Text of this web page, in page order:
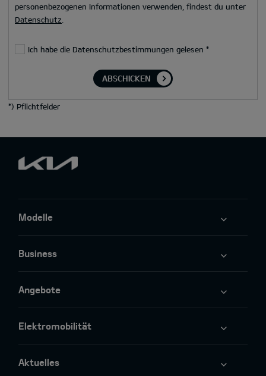
personenbezogenen Informationen verwenden, findest du unter
Datenschutz
Ich habe die Datenschutzbestimmungen gelesen *
ABSCHICKEN
*) Pflichtfelder
Modelle
Business
Angebote
Elektromobilität
Aktuelles